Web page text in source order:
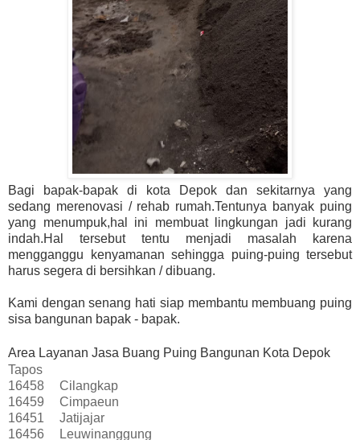
Bagi bapak-bapak di kota Depok dan sekitarnya yang
sedang merenovasi / rehab rumah.Tentunya banyak puing
yang menumpuk,hal ini membuat lingkungan jadi kurang
indah.Hal tersebut tentu menjadi masalah karena
mengganggu kenyamanan sehingga puing-puing tersebut
harus segera di bersihkan / dibuang.
Kami dengan senang hati siap membantu membuang puing
sisa bangunan bapak - bapak.
Area Layanan Jasa Buang Puing Bangunan Kota Depok
Tapos
16458
Cilangkap
16459
Cimpaeun
16451
Jatijajar
16456
Leuwinanggung